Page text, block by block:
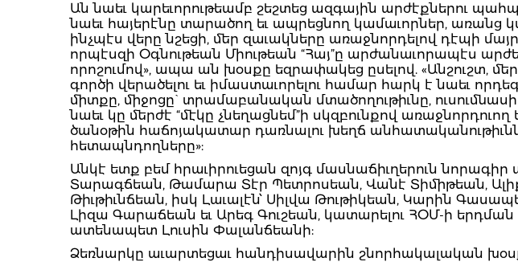
Ան նաեւ կարեւորութեամբ շեշտեց ազգային արժէքներու
նաեւ հայերէնը տարածող եւ ապրեցնող կամաւորներ,
ինչպէս վերը նշեցի, մեր զաւակները առաջնորդելով դէպի
որպէսզի Օգնութեան Միութեան “Հայ”ը արժանաւորապէս
որոշումով», ապա ան խօսքը եզրափակեց ըսելով. «Անշուշտ,
գործի վերածելու եւ իմաստաւորելու համար հարկ է նաեւ
միտքը, միջոցը` տրամաբանական մտածողութիւնը,
նաեւ կը մերժէ “մէկը չնեղացնեմ”ի սկզբունքով
ծանօթին հաճոյակատար դառնալու խեղճ
հետապնդողները»:
Անկէ ետք բեմ հրաւիրուեցան զոյգ մասնաճիւղերուն
Տարագճեան, Թամարա Տէր Պետրոսեան, Վանէ Տիմիթեան,
Թիւթիւնճեան, իսկ Լաւալէն՝ Սիլվա Թութիկեան, Կարին
Լիզա Գարաճեան եւ Արեգ Գուշեան, կատարելու ՀՕՄ-ի
ատենապետ Լուսին Փալանճեանի:
Ձեռնարկը աւարտեցաւ հանդիսավարին շնորհակալական